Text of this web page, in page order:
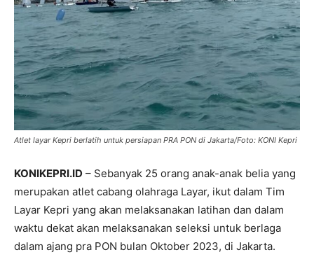
Atlet layar Kepri berlatih untuk persiapan PRA PON di Jakarta/Foto: KONI Kepri
KONIKEPRI.ID – Sebanyak 25 orang anak-anak belia yang
merupakan atlet cabang olahraga Layar, ikut dalam Tim
Layar Kepri yang akan melaksanakan latihan dan dalam
waktu dekat akan melaksanakan seleksi untuk berlaga
dalam ajang pra PON bulan Oktober 2023, di Jakarta.